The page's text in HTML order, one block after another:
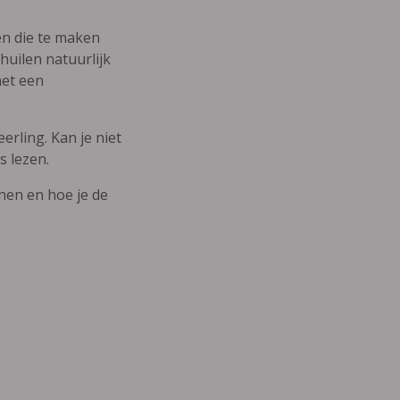
die te maken
natuurlijk
een
Kan je niet
lezen.
en hoe je de